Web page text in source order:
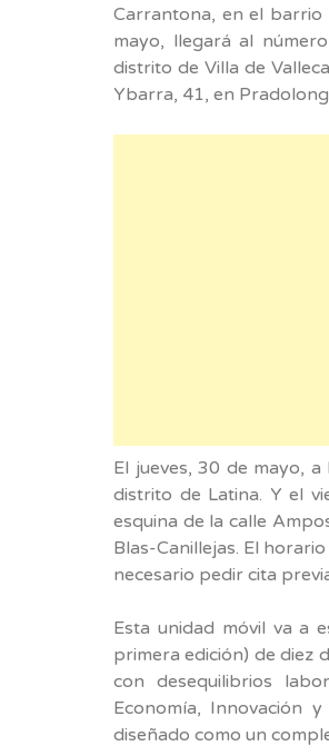
Carrantona, en el
mayo, llegará al
distrito de Villa de
Ybarra, 41, en
El jueves, 30 de mayo,
distrito de Latina. Y el
esquina de la calle
Blas-Canillejas. El
necesario pedir cita
Esta unidad móvil va a
primera edición) de diez
con desequilibrios
Economía, Innovación
diseñado como un